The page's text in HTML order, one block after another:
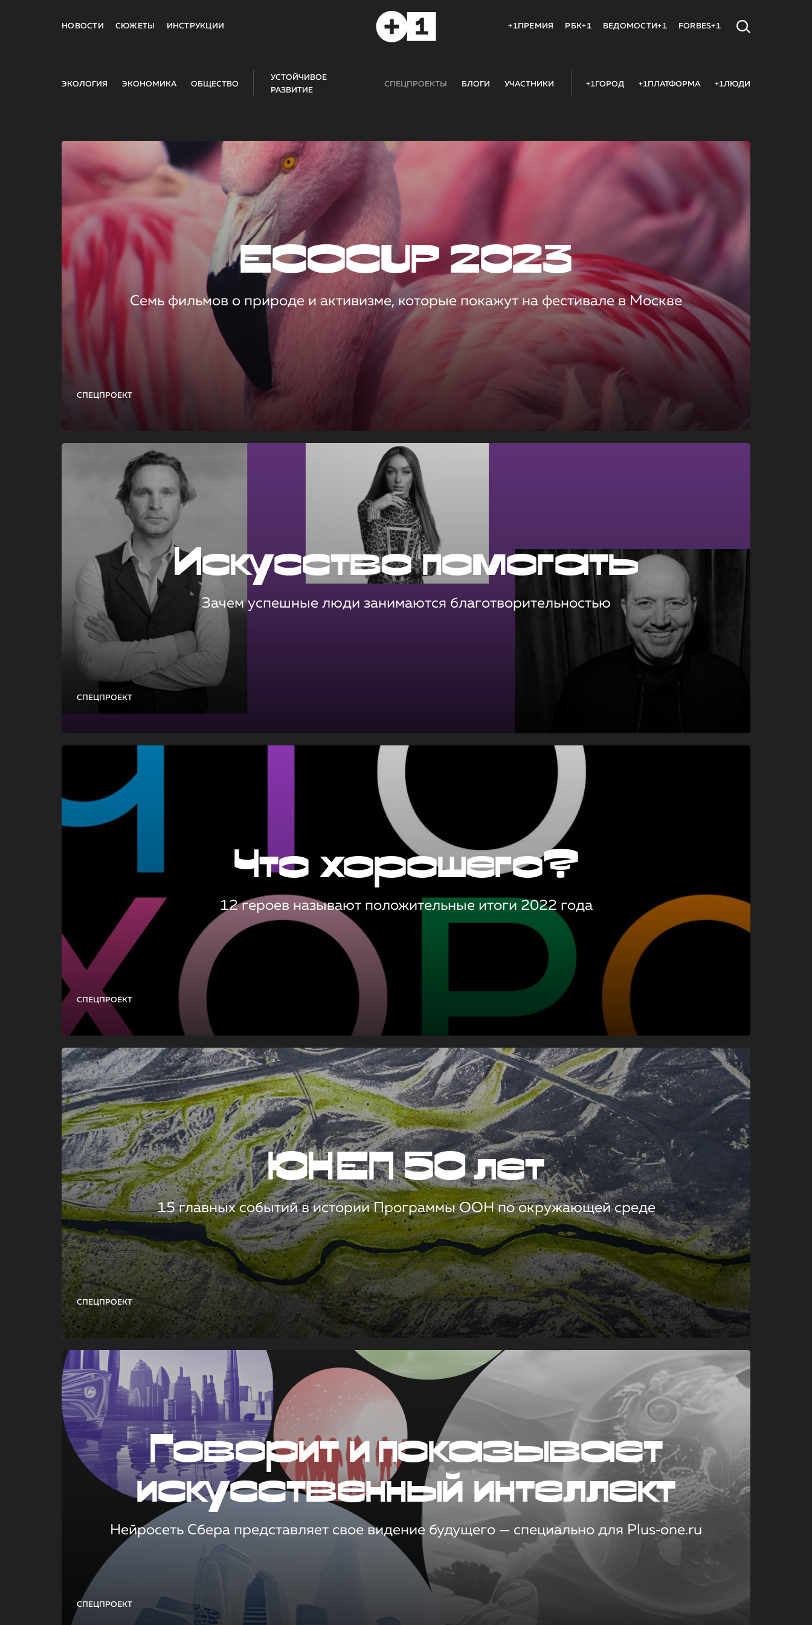
НОВОСТИ СЮЖЕТЫ ИНСТРУКЦИИ +1ПРЕМИЯ РБК+1 ВЕДОМОСТИ+1 FORBES+1
ЭКОЛОГИЯ ЭКОНОМИКА ОБЩЕСТВО
УСТОЙЧИВОЕ
РАЗВИТИЕ
СПЕЦПРОЕКТЫ БЛОГИ УЧАСТНИКИ +1ГОРОД +1ПЛАТФОРМА +1ЛЮДИ
СПЕЦПРОЕКТ
ECOCUP 2023
Семь фильмов о природе и активизме, которые покажут на фестивале в Москве
СПЕЦПРОЕКТ
Искусство помогать
Зачем успешные люди занимаются благотворительностью
СПЕЦПРОЕКТ
Что хорошего?
12 героев называют положительные итоги 2022 года
СПЕЦПРОЕКТ
ЮНЕП 50 лет
15 главных событий в истории Программы ООН по окружающей среде
СПЕЦПРОЕКТ
Говорит и показывает
искусственный интеллект
Нейросеть Сбера представляет свое видение будущего — специально для Plus‑one.ru